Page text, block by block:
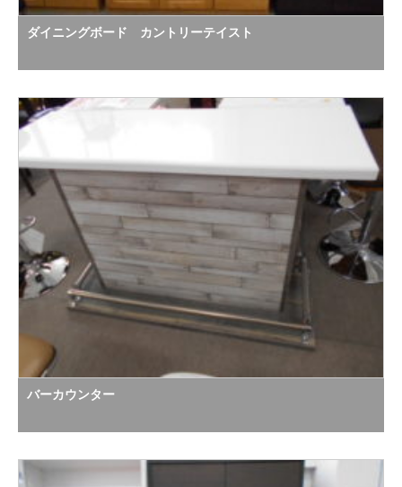
ダイニングボード カントリーテイスト
バーカウンター